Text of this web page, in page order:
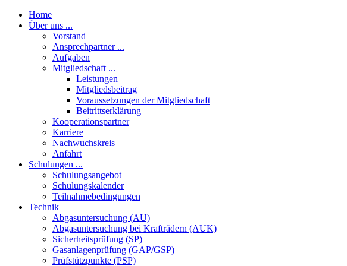
Home
Über uns ...
Vorstand
Ansprechpartner ...
Aufgaben
Mitgliedschaft ...
Leistungen
Mitgliedsbeitrag
Voraussetzungen der Mitgliedschaft
Beitrittserklärung
Kooperationspartner
Karriere
Nachwuchskreis
Anfahrt
Schulungen ...
Schulungsangebot
Schulungskalender
Teilnahmebedingungen
Technik
Abgasuntersuchung (AU)
Abgasuntersuchung bei Krafträdern (AUK)
Sicherheitsprüfung (SP)
Gasanlagenprüfung (GAP/GSP)
Prüfstützpunkte (PSP)